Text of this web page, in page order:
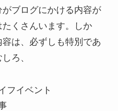
ブログにかける内容が
くさんいます。しか
は、必ずしも特別であ
ろ、
フイベント